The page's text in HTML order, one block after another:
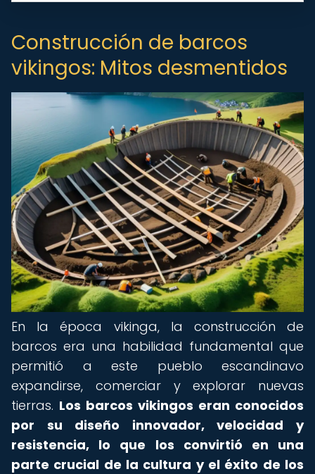
Construcción de barcos
vikingos: Mitos desmentidos
En la época vikinga, la construcción de
barcos era una habilidad fundamental que
permitió a este pueblo escandinavo
expandirse, comerciar y explorar nuevas
tierras. Los barcos vikingos eran conocidos
por su diseño innovador, velocidad y
resistencia, lo que los convirtió en una
parte crucial de la cultura y el éxito de los